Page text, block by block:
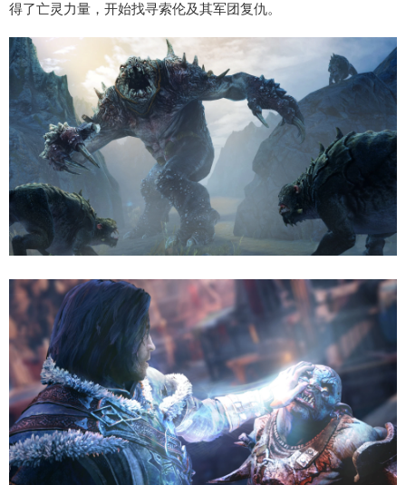
得了亡灵力量，开始找寻索伦及其军团复仇。